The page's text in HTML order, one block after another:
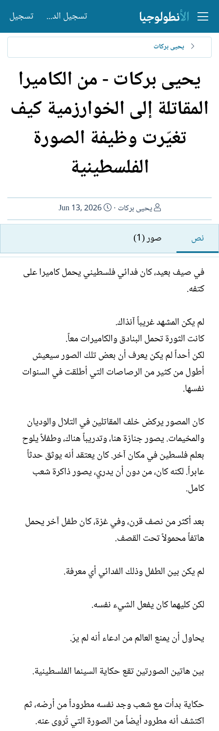
تسجيل الدخول تسجيل
يحيى بركات
يحيى بركات - من الكاميرا
المقاتلة إلى الخوارزمية كيف
تغيّرت وظيفة الصورة
الفلسطينية
ا
ل
ا
ت
ب
يحيى بركات
ت
ا
خ
ل
ء
Jun 13, 2026
نص صور (1)
في صيف بعيد، كان فدائي فلسطيني يحمل كاميرا على
كتفه.
لم يكن المشهد غريباً آنذاك.
كانت الثورة تحمل البنادق والكاميرات معاً.
لكن أحداً لم يكن يعرف أن بعض تلك الصور سيعيش
أطول من كثير من الرصاصات التي أطلقت في السنوات
نفسها.
كان المصور يركض خلف المقاتلين في التلال والوديان
والمخيمات. يصور جنازة هنا، وتدريباً هناك، وطفلاً يلوح
بعلم فلسطين في مكان آخر. كان يعتقد أنه يوثق حدثاً
عابراً. لكنه كان، من دون أن يدري، يصور ذاكرة شعب
كامل.
بعد أكثر من نصف قرن، وفي غزة، كان طفل آخر يحمل
هاتفاً محمولاً تحت القصف.
لم يكن بين الطفل وذلك الفدائي أي معرفة.
لكن كليهما كان يفعل الشيء نفسه.
يحاول أن يمنع العالم من ادعاء أنه لم يرَ.
بين هاتين الصورتين تقع حكاية السينما الفلسطينية.
حكاية بدأت مع شعب وجد نفسه مطروداً من أرضه، ثم
اكتشف أنه مطرود أيضاً من الصورة التي تُروى عنه.